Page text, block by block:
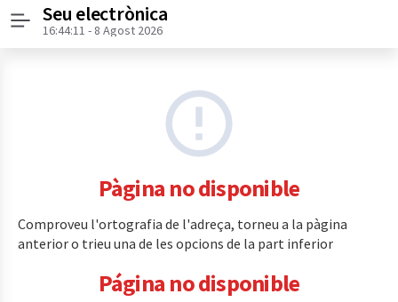
Menú
Seu electrònica
16:44:11 - 8 Agost 2026
Pàgina no disponible
Comproveu l'ortografia de l'adreça, torneu a la pàgina
anterior o trieu una de les opcions de la part inferior
Página no disponible